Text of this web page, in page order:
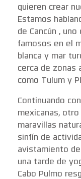
quieren crear
Estamos
de Cancún ,
famosos en el
blanca y mar
cerca de zonas
como Tulum y
Continuando
mexicanas,
maravillas
sinfín de
avistamiento
una tarde de
Cabo Pulmo